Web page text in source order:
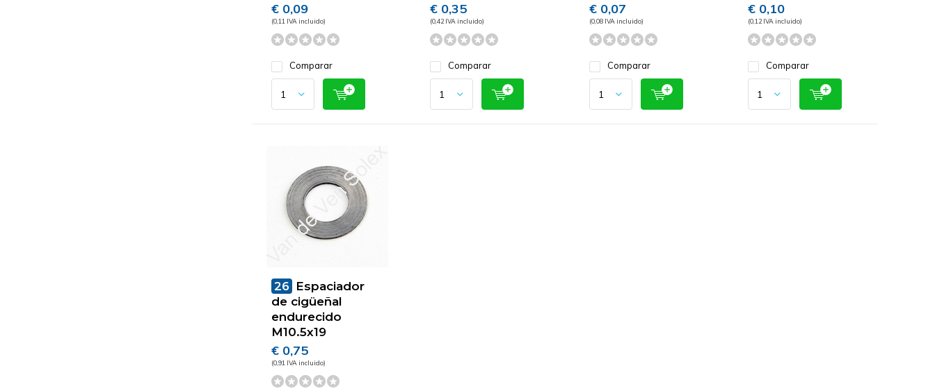
€ 0,09
(0,11 IVA incluido)
Comparar
€ 0,35
(0,42 IVA incluido)
Comparar
€ 0,07
(0,08 IVA incluido)
Comparar
€ 0,10
(0,12 IVA incluido)
Comparar
26 Espaciador
de cigüeñal
endurecido
M10.5x19
€ 0,75
(0,91 IVA incluido)